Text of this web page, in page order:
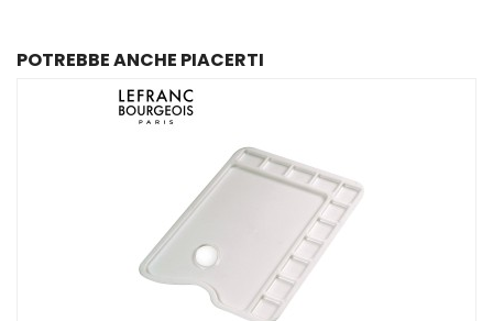
POTREBBE ANCHE PIACERTI